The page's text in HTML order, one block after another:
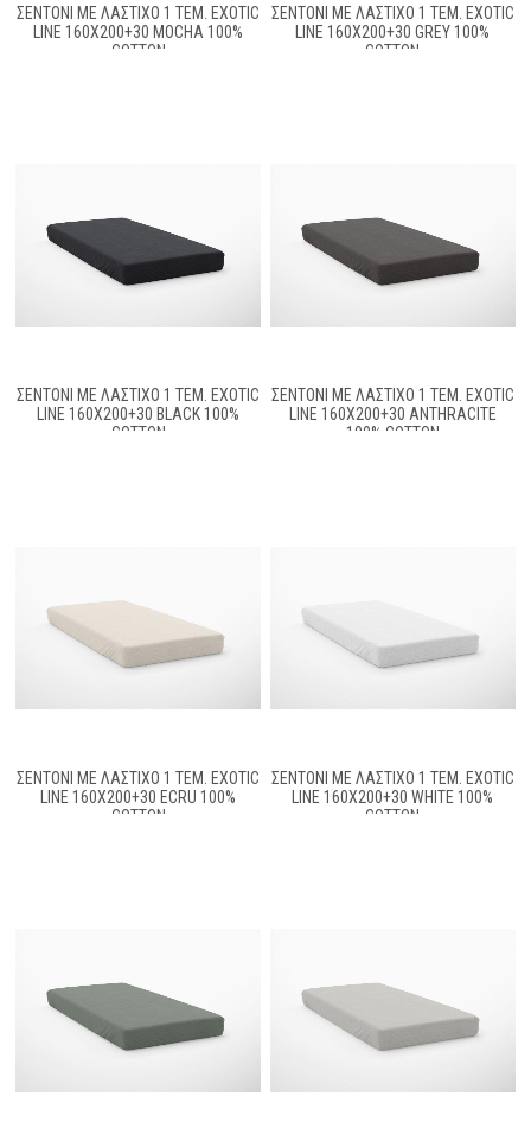
ΣΕΝΤΌΝΙ ΜΕ ΛΆΣΤΙΧΟ 1 ΤΕΜ. EXOTIC
LINE 160X200+30 MOCHA 100%
COTTON
ΣΕΝΤΌΝΙ ΜΕ ΛΆΣΤΙΧΟ 1 ΤΕΜ. EXOTIC
LINE 160X200+30 GREY 100%
COTTON
ΣΕΝΤΌΝΙ ΜΕ ΛΆΣΤΙΧΟ 1 ΤΕΜ. EXOTIC
LINE 160X200+30 BLACK 100%
COTTON
ΣΕΝΤΌΝΙ ΜΕ ΛΆΣΤΙΧΟ 1 ΤΕΜ. EXOTIC
LINE 160X200+30 ANTHRACITE
100% COTTON
ΣΕΝΤΌΝΙ ΜΕ ΛΆΣΤΙΧΟ 1 ΤΕΜ. EXOTIC
LINE 160X200+30 ECRU 100%
COTTON
ΣΕΝΤΌΝΙ ΜΕ ΛΆΣΤΙΧΟ 1 ΤΕΜ. EXOTIC
LINE 160X200+30 WHITE 100%
COTTON